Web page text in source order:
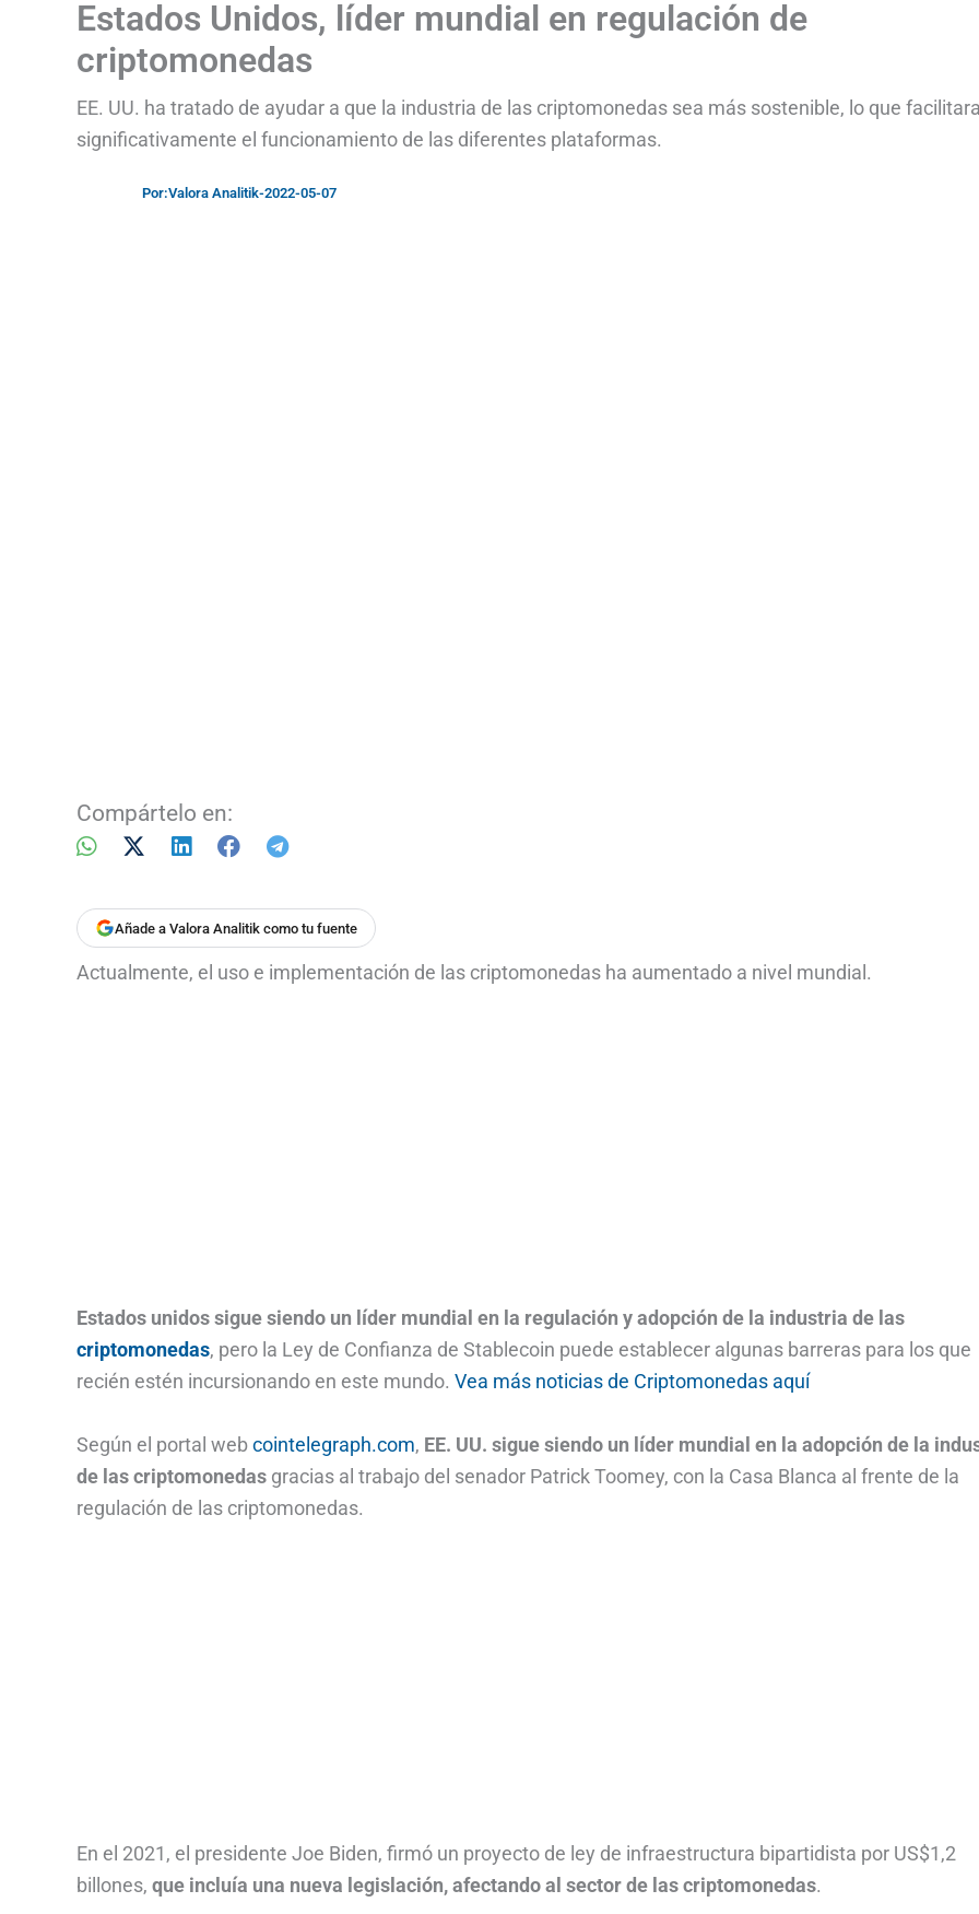
Estados Unidos, líder mundial en regulación de
criptomonedas
EE. UU. ha tratado de ayudar a que la industria de las criptomonedas sea más sostenible, lo que
significativamente el funcionamiento de las diferentes plataformas.
Por:Valora Analitik-2022-05-07
Compártelo en:
Añade a Valora Analitik como tu fuente
Actualmente, el uso e implementación de las criptomonedas ha aumentado a nivel mundial.
Estados unidos sigue siendo un líder mundial en la regulación y adopción de la industria de las
criptomonedas, pero la Ley de Confianza de Stablecoin puede establecer algunas barreras para los que
recién estén incursionando en este mundo. Vea más noticias de Criptomonedas aquí
Según el portal webcointelegraph.com, EE. UU. sigue siendo un líder mundial en la adopción de la
de las criptomonedas gracias al trabajo del senador Patrick Toomey, con la Casa Blanca al frente de la
regulación de las criptomonedas.
En el 2021, el presidente Joe Biden, firmó un proyecto de ley de infraestructura bipartidista por US$1,2
billones, que incluía una nueva legislación, afectando al sector de las criptomonedas.